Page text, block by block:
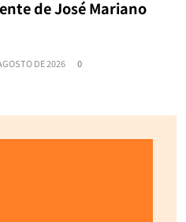
de José Mariano
DE 2026 0